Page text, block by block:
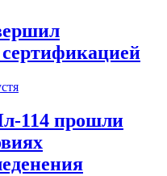
114 прошли